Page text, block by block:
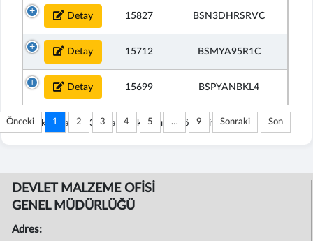
Detay 15827 BSN3DHRSRVC
Detay 15712 BSMYA95R1C
Detay 15699 BSPYANBKL4
266 kayıttan 1 - 30 arasındaki kayıtlar gösteriliyor
Önceki 1 2 3 4 5 … 9 Sonraki Son
DEVLET MALZEME OFİSİ
GENEL MÜDÜRLÜĞÜ
Adres: